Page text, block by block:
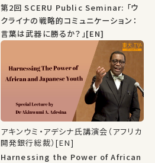
第2回 SCERU Public Seminar: 「ウ
クライナの戦略的コミュニケーション：
言葉は武器に勝るか？」[EN]
アキンウミ・アデシナ氏講演会（アフリカ
開発銀行総裁）[EN]
Harnessing the Power of African